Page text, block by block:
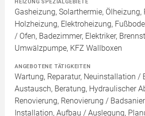
HEIZUNG SPEZIALGEBIETE
Gasheizung, Solarthermie, Ölheizung,
Holzheizung, Elektroheizung,
/ Ofen, Badezimmer, Elektriker,
Umwälzpumpe, KFZ Wallboxen
ANGEBOTENE TÄTIGKEITEN
Wartung, Reparatur, Neuinstallation /
Austausch, Beratung, Hydraulischer
Renovierung, Renovierung /
Installation, Aufbau / Auslegung,